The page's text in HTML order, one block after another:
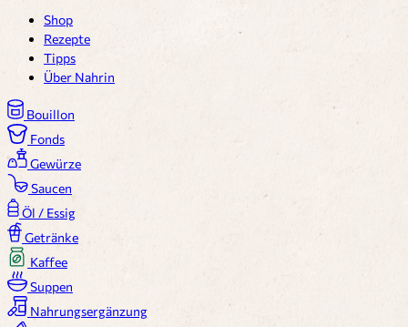
Shop
Rezepte
Tipps
Über Nahrin
Bouillon
Fonds
Gewürze
Saucen
Öl / Essig
Getränke
Kaffee
Suppen
Nahrungsergänzung